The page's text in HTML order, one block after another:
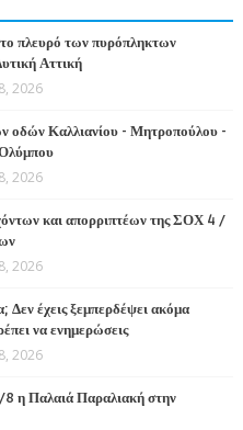
πλευρό των πυρόπληκτων
Αττική
2026
οδών Καλλιανίου - Μητροπούλου -
2026
και απορριπτέων της ΣΟΧ 4 /
2026
Δεν έχεις ξεμπερδέψει ακόμα
να ενημερώσεις
2026
8 η Παλαιά Παραλιακή στην